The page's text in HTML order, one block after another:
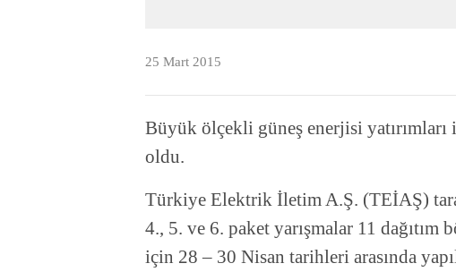
25 Mart 2015
Büyük ölçekli güneş enerjisi
oldu.
Türkiye Elektrik İletim A.Ş. (TEİAŞ)
4., 5. ve 6. paket yarışmalar 11
için 28 – 30 Nisan tarihleri arasında